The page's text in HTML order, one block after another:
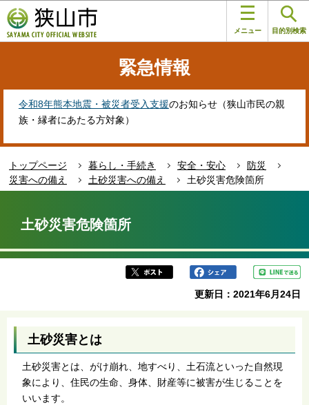
の
ペ
す
メニュー 目的別検索
緊急情報
令和8年熊本地震・被災者受入支援のお知らせ（狭山市民の親
族・縁者にあたる方対象）
トップページ 暮らし・手続き 安全・安心
防災
災害への備え
土砂災害への備え
土砂災害危険箇所
か
土砂災害危険箇所
更新日：2021年6月24日
土砂災害とは
土砂災害とは、がけ崩れ、地すべり、土石流といった自然現
象により、住民の生命、身体、財産等に被害が生じることを
いいます。